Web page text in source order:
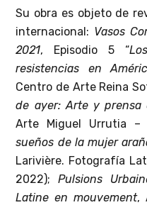
Su obra es objeto de
internacional: Vasos
2021, Episodio 5 “
resistencias en
Centro de Arte Reina
de ayer: Arte y prensa
Arte Miguel Urrutia –
sueños de la mujer
Larivière. Fotografía
2022);Pulsions
Latine en mouvement,